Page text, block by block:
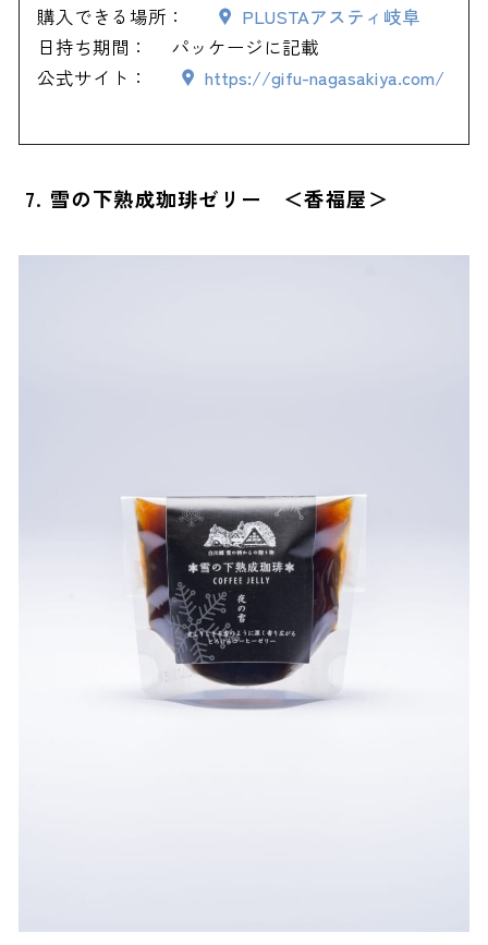
購入できる場所：
PLUSTAアスティ岐阜
日持ち期間：
パッケージに記載
公式サイト：
https://gifu-nagasakiya.com/
7. 雪の下熟成珈琲ゼリー ＜香福屋＞